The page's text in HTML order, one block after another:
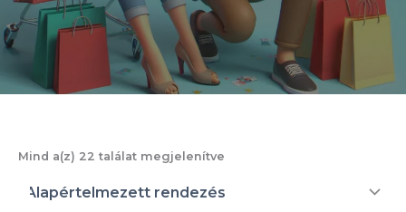
Mind a(z) 22 találat megjelenítve